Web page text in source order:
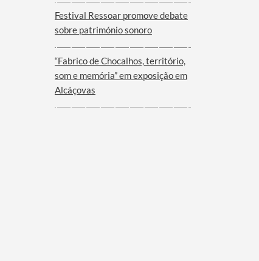
Festival Ressoar promove debate
sobre património sonoro
“Fabrico de Chocalhos, território,
som e memória” em exposição em
Alcáçovas